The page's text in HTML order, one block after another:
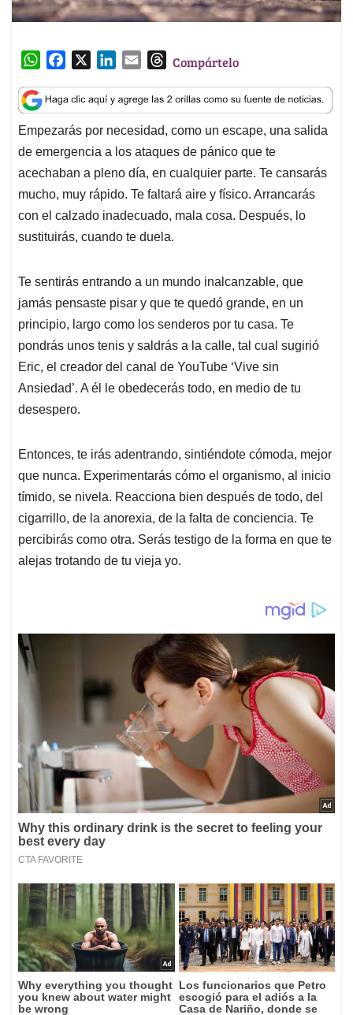
W
a
t
s
A
p
p
c
e
b
o
o
k
n
k
e
d
I
n
a
i
l
T
r
e
a
d
s
Compártelo
Empezarás por necesidad, como un escape, una salida
de emergencia a los ataques de pánico que te
acechaban a pleno día, en cualquier parte. Te cansarás
mucho, muy rápido. Te faltará aire y físico. Arrancarás
con el calzado inadecuado, mala cosa. Después, lo
sustituirás, cuando te duela.
Te sentirás entrando a un mundo inalcanzable, que
jamás pensaste pisar y que te quedó grande, en un
principio, largo como los senderos por tu casa. Te
pondrás unos tenis y saldrás a la calle, tal cual sugirió
Eric, el creador del canal de YouTube ‘Vive sin
Ansiedad’. A él le obedecerás todo, en medio de tu
desespero.
Entonces, te irás adentrando, sintiéndote cómoda, mejor
que nunca. Experimentarás cómo el organismo, al inicio
tímido, se nivela. Reacciona bien después de todo, del
cigarrillo, de la anorexia, de la falta de conciencia. Te
percibirás como otra. Serás testigo de la forma en que te
alejas trotando de tu vieja yo.